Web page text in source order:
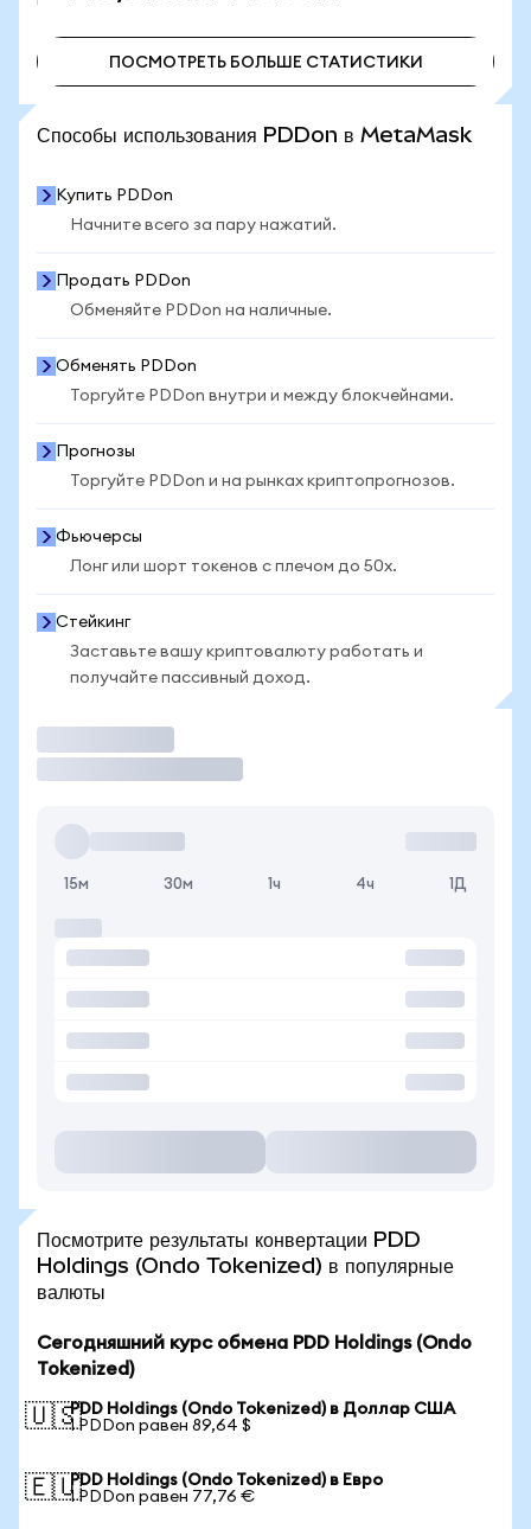
ПОСМОТРЕТЬ БОЛЬШЕ СТАТИСТИКИ
Способы использования PDDon в MetaMask
Купить PDDon
Начните всего за пару нажатий.
Продать PDDon
Обменяйте PDDon на наличные.
Обменять PDDon
Торгуйте PDDon внутри и между блокчейнами.
Прогнозы
Торгуйте PDDon и на рынках криптопрогнозов.
Фьючерсы
Лонг или шорт токенов с плечом до 50x.
Стейкинг
Заставьте вашу криптовалюту работать и
получайте пассивный доход.
15м 30м 1ч 4ч 1Д
Посмотрите результаты конвертации PDD
Holdings (Ondo Tokenized) в популярные
валюты
Сегодняшний курс обмена PDD Holdings (Ondo
Tokenized)
🇺🇸PDD Holdings (Ondo Tokenized) в Доллар США
1 PDDon равен 89,64 $
🇪🇺PDD Holdings (Ondo Tokenized) в Евро
1 PDDon равен 77,76 €